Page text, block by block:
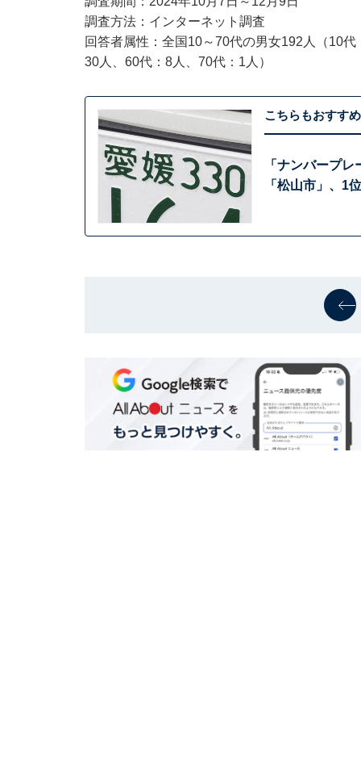
調査方法：インターネット調査
回答者属性：全国10～70代の男女192人（10
30人、60代：8人、70代：1人）
こちらもおすすめ
「ナンバープ
「松山市」、1